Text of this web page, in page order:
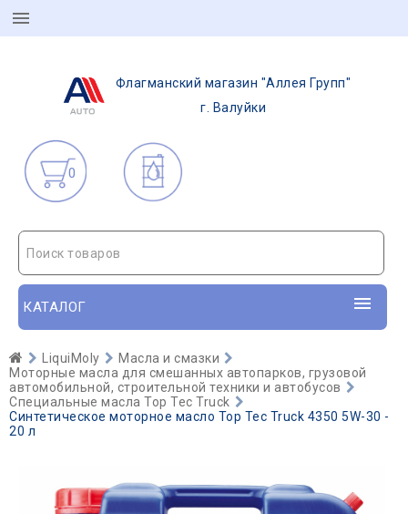
Флагманский магазин "Аллея Групп"
г. Валуйки
0
Поиск товаров
КАТАЛОГ
LiquiMoly
Масла и смазки
Моторные масла для смешанных автопарков, грузовой
автомобильной, строительной техники и автобусов
Специальные масла Top Tec Truck
Синтетическое моторное масло Top Tec Truck 4350 5W-30 -
20 л